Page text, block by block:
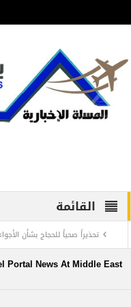
القائمة
تحذيراً صحياً للحجاج بشأن
الصحة السعودية
Portal News At Middle East